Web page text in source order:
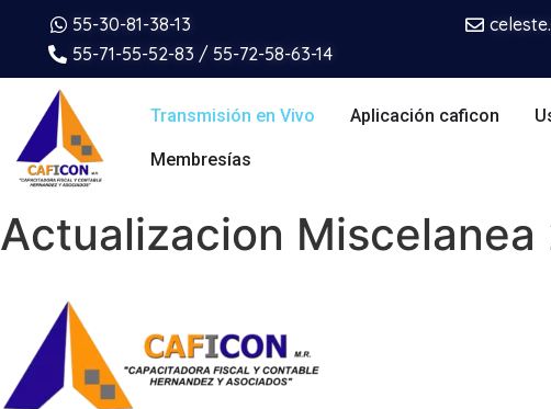
55-30-81-38-13
55-71-55-52-83 / 55-72-58-63-14
Transmisión en Vivo Aplicación caficon
Membresías
Actualizacion Miscelanea